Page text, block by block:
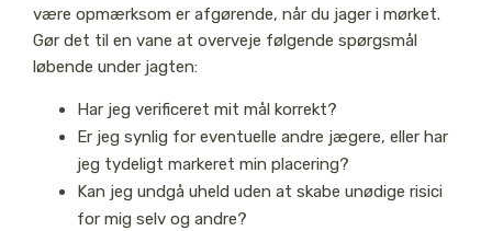
være opmærksom er afgørende, når du jager i mørket.
Gør det til en vane at overveje følgende spørgsmål
løbende under jagten:
Har jeg verificeret mit mål korrekt?
Er jeg synlig for eventuelle andre jægere, eller har
jeg tydeligt markeret min placering?
Kan jeg undgå uheld uden at skabe unødige risici
for mig selv og andre?